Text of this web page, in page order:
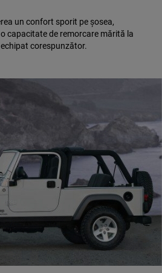
un confort sporit pe șosea,
capacitate de remorcare mărită la
corespunzător.